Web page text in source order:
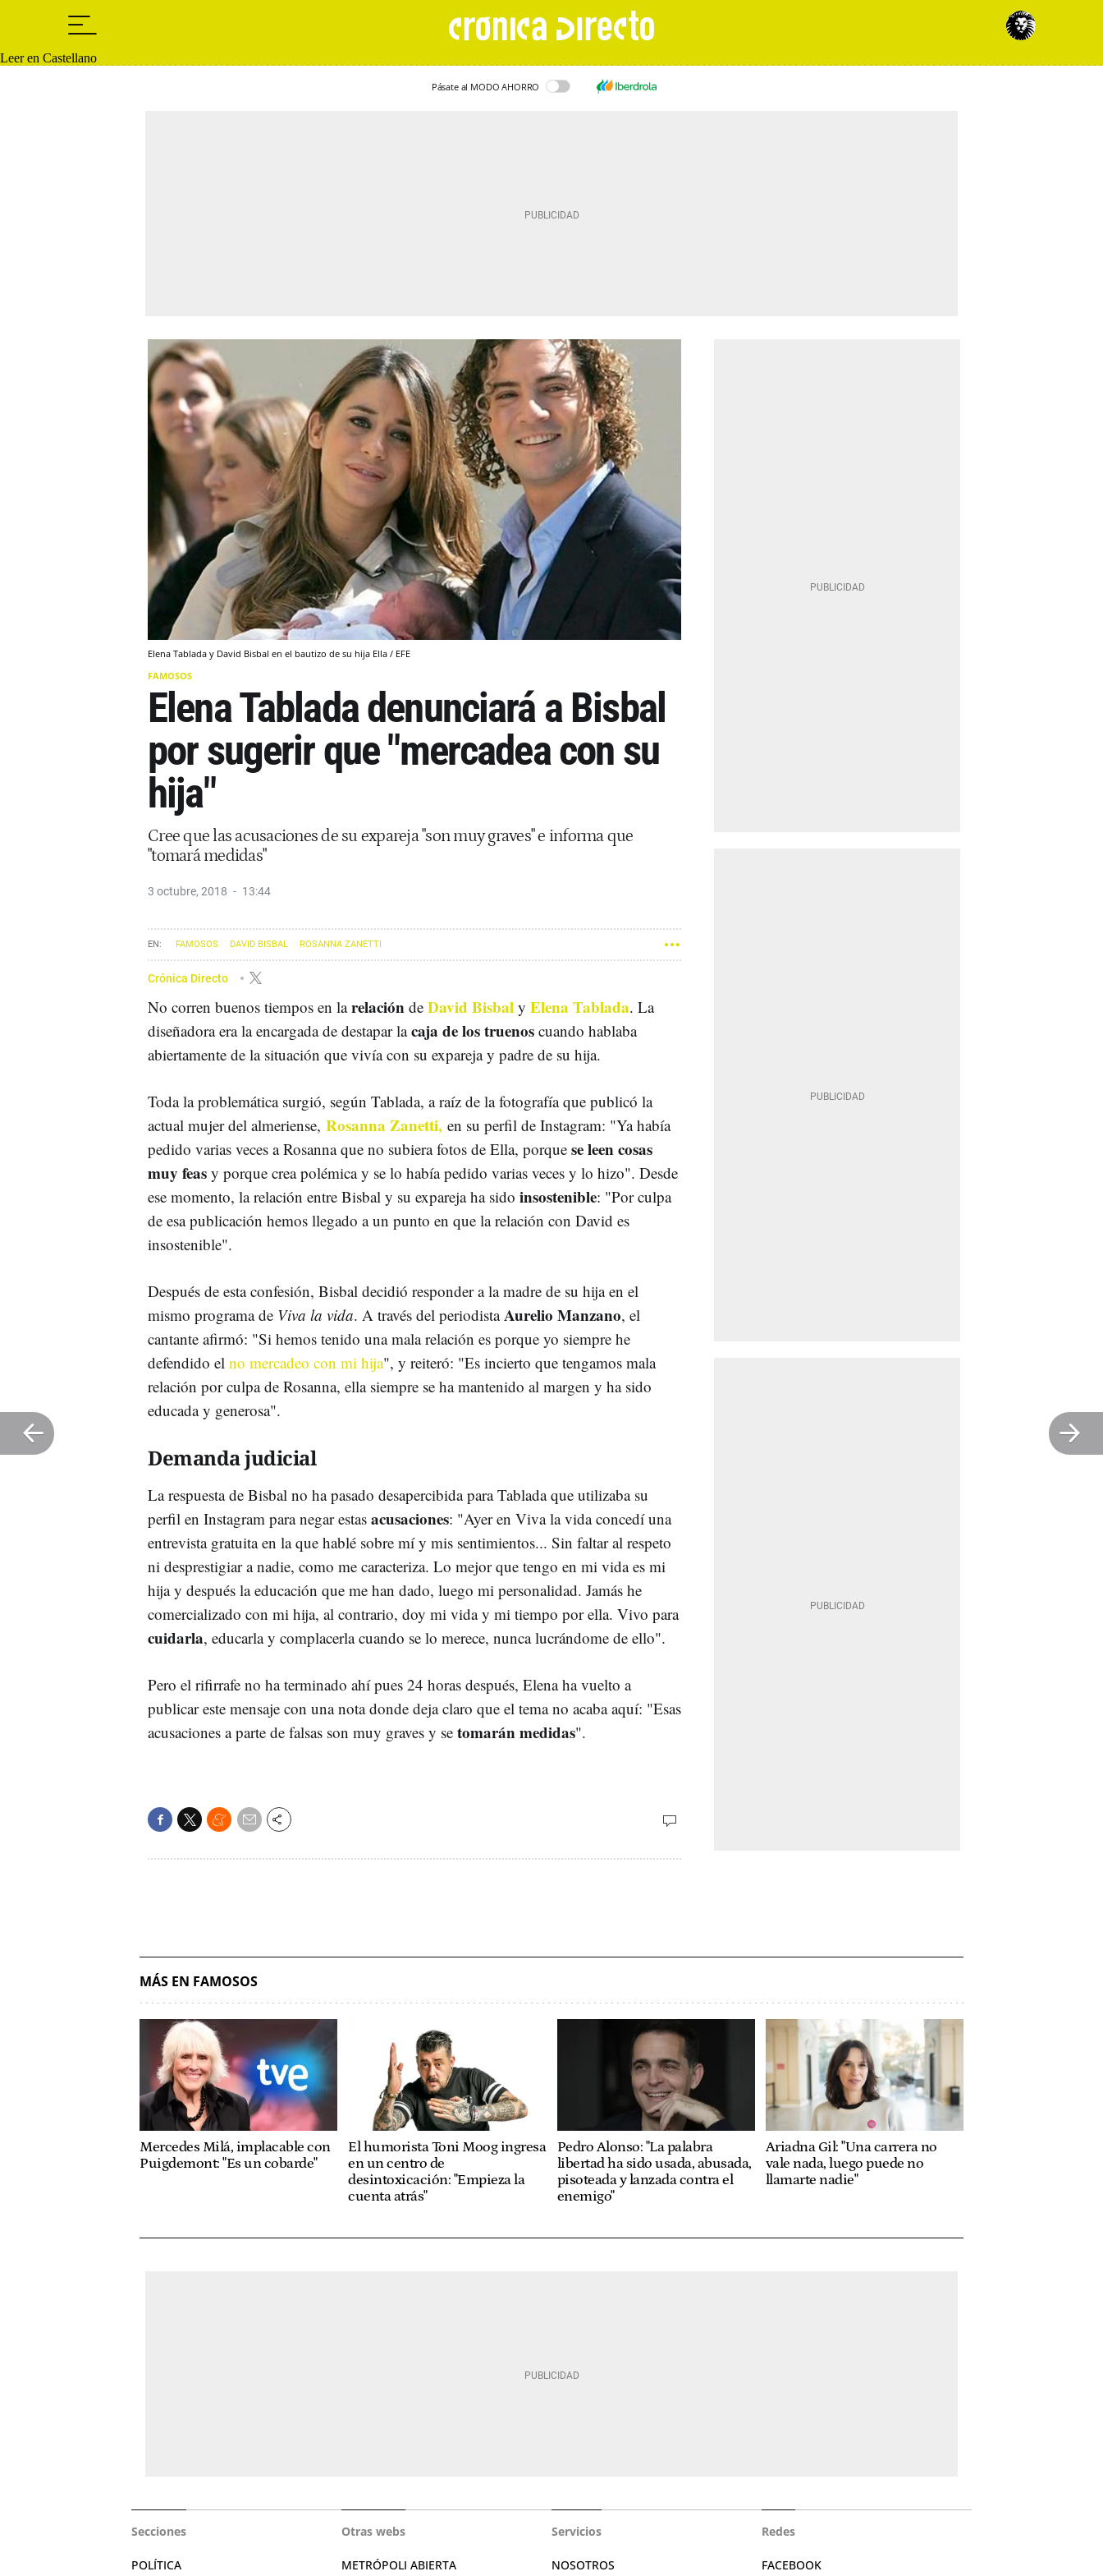
Leer en Castellano
Pásate al MODO AHORRO
Elena Tablada y David Bisbal en el bautizo de su hija Ella / EFE
FAMOSOS
Elena Tablada denunciará a Bisbal
por sugerir que "mercadea con su
hija"
Cree que las acusaciones de su expareja "son muy graves" e informa que
"tomará medidas"
3 octubre, 2018 13:44
FAMOSOS DAVID BISBAL ROSANNA ZANETTI
Crónica Directo
No corren buenos tiempos en larelación de David Bisbal y Elena Tablada. La
diseñadora era la encargada de destapar lacaja de los truenos cuando hablaba
abiertamente de la situación que vivía con su expareja y padre de su hija.
Toda la problemática surgió, según Tablada, a raíz de la fotografía que publicó la
actual mujer del almeriense, Rosanna Zanetti, en su perfil de Instagram: "Ya había
pedido varias veces a Rosanna que no subiera fotos de Ella, porque se leen cosas
muy feas y porque crea polémica y se lo había pedido varias veces y lo hizo". Desde
ese momento, la relación entre Bisbal y su expareja ha sido insostenible: "Por culpa
de esa publicación hemos llegado a un punto en que la relación con David es
insostenible".
Después de esta confesión, Bisbal decidió responder a la madre de su hija en el
mismo programa de Viva la vida. A través del periodistaAurelio Manzano, el
cantante afirmó: "Si hemos tenido una mala relación es porque yo siempre he
defendido el no mercadeo con mi hija", y reiteró: "Es incierto que tengamos mala
relación por culpa de Rosanna, ella siempre se ha mantenido al margen y ha sido
educada y generosa".
Demanda judicial
La respuesta de Bisbal no ha pasado desapercibida para Tablada que utilizaba su
perfil en Instagram para negar estas acusaciones: "Ayer en Viva la vida concedí una
entrevista gratuita en la que hablé sobre mí y mis sentimientos... Sin faltar al respeto
ni desprestigiar a nadie, como me caracteriza. Lo mejor que tengo en mi vida es mi
hija y después la educación que me han dado, luego mi personalidad. Jamás he
comercializado con mi hija, al contrario, doy mi vida y mi tiempo por ella. Vivo para
cuidarla, educarla y complacerla cuando se lo merece, nunca lucrándome de ello".
Pero el rifirrafe no ha terminado ahí pues 24 horas después, Elena ha vuelto a
publicar este mensaje con una nota donde deja claro que el tema no acaba aquí: "Esas
acusaciones a parte de falsas son muy graves y se tomarán medidas".
MÁS EN FAMOSOS
Mercedes Milá, implacable con
Puigdemont: "Es un cobarde"
El humorista Toni Moog ingresa
en un centro de
desintoxicación: "Empieza la
cuenta atrás"
Pedro Alonso: "La palabra
libertad ha sido usada, abusada,
pisoteada y lanzada contra el
enemigo"
Ariadna Gil: "Una carrera no
vale nada, luego puede no
llamarte nadie"
Secciones
POLÍTICA
Otras webs
METRÓPOLI ABIERTA
Servicios
NOSOTROS
Redes
FACEBOOK